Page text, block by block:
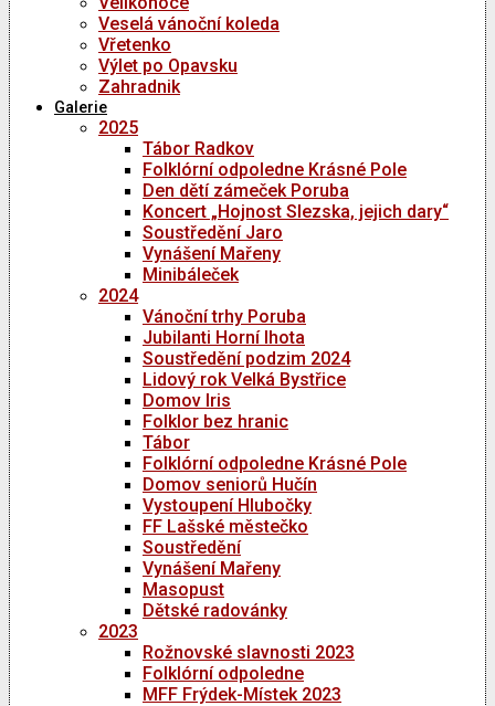
Veselá vánoční koleda
Vřetenko
Výlet po Opavsku
Zahradnik
Galerie
2025
Tábor Radkov
Folklórní odpoledne Krásné Pole
Den dětí zámeček Poruba
Koncert „Hojnost Slezska, jejich dary“
Soustředění Jaro
Vynášení Mařeny
Minibáleček
2024
Vánoční trhy Poruba
Jubilanti Horní lhota
Soustředění podzim 2024
Lidový rok Velká Bystřice
Domov Iris
Folklor bez hranic
Tábor
Folklórní odpoledne Krásné Pole
Domov seniorů Hučín
Vystoupení Hlubočky
FF Lašské městečko
Soustředění
Vynášení Mařeny
Masopust
Dětské radovánky
2023
Rožnovské slavnosti 2023
Folklórní odpoledne
MFF Frýdek-Místek 2023